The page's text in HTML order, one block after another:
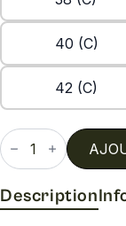
40 (C)
42 (C)
quantité
de
R7674
Description